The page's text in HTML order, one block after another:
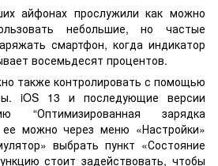
айфонах прослужили как можно
небольшие, но частые
смартфон, когда индикатор
восемьдесят процентов.
также контролировать с помощью
iOS 13 и последующие версии
“Оптимизированная зарядка
ее можно через меню «Настройки»
выбрать пункт «Состояние
стоит задействовать, чтобы